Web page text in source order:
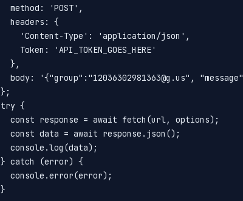
  method: 'POST',
  headers: {
    'Content-Type': 'application/json',
    Token: 'API_TOKEN_GOES_HERE'
  },
body: '{"group":"12036302981363@g.us",
};
try {
  const response = await fetch(url, options);
  const data = await response.json();
  console.log(data);
} catch (error) {
  console.error(error);